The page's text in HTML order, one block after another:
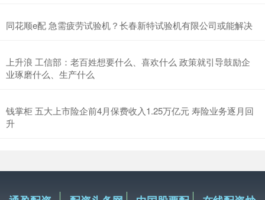
同花顺e配 急需疲劳试验机？长春新特试验机有限公司或能解决
上升浪 工信部：老百姓想要什么、喜欢什么 政策就引导鼓励企
业琢磨什么、生产什么
钱掌柜 五大上市险企前4月保费收入1.25万亿元 寿险业务逐月回
升